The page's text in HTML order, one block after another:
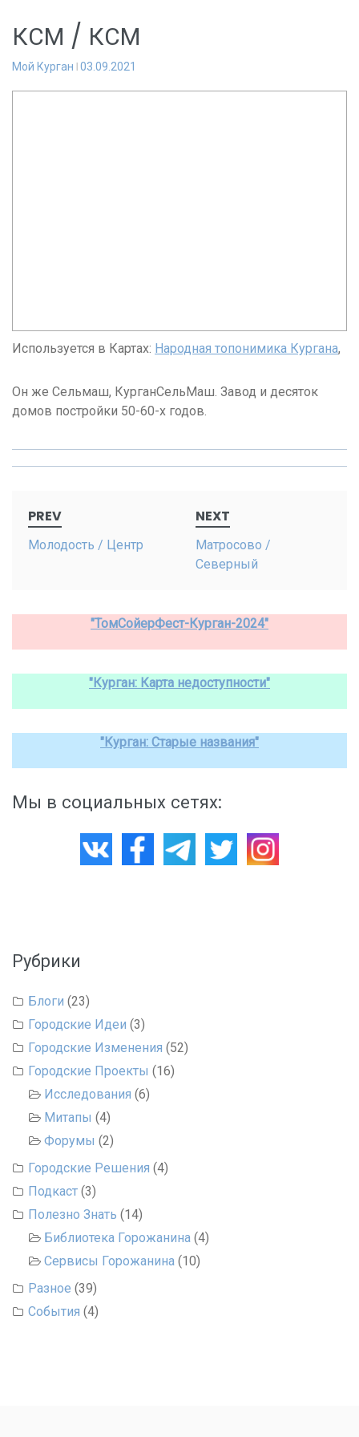
КСМ / КСМ
Мой Курган 03.09.2021
Используется в Картах: Народная топонимика Кургана,
Он же Сельмаш, КурганСельМаш. Завод и десяток
домов постройки 50-60-х годов.
navigation
PREV
Молодость / Центр
NEXT
Матросово /
Северный
"ТомСойерФест-Курган-2024"
"Курган: Карта недоступности"
"Курган: Старые названия"
Мы в социальных сетях:
Рубрики
Блоги (23)
Городские Идеи (3)
Городские Изменения (52)
Городские Проекты (16)
Исследования (6)
Митапы (4)
Форумы (2)
Городские Решения (4)
Подкаст (3)
Полезно Знать (14)
Библиотека Горожанина (4)
Сервисы Горожанина (10)
Разное (39)
События (4)